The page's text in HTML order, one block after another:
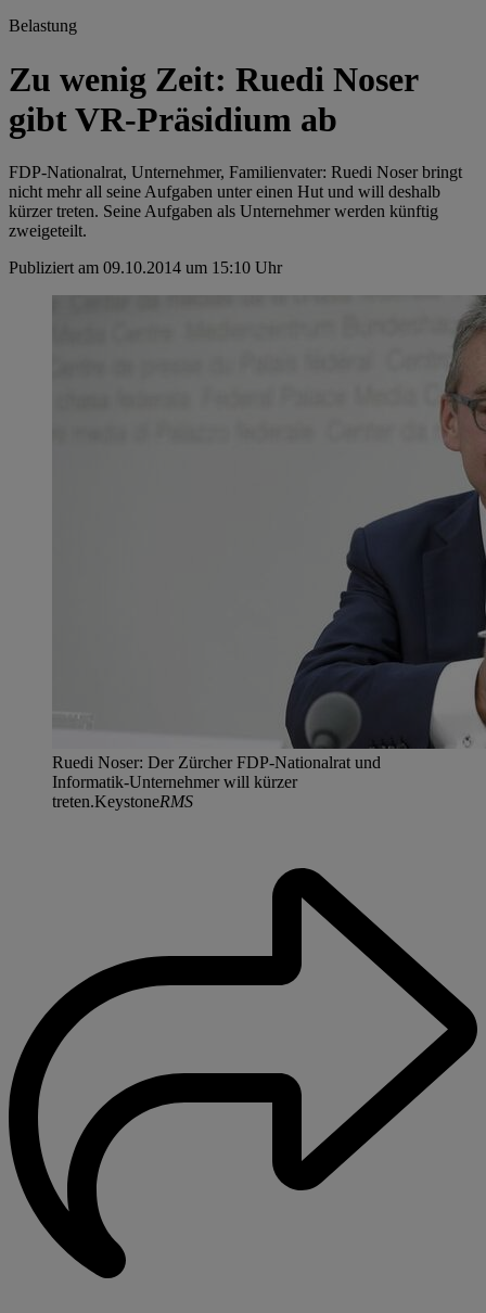
Belastung
Zu wenig Zeit: Ruedi Noser
gibt VR-Präsidium ab
FDP-Nationalrat, Unternehmer, Familienvater: Ruedi Noser bringt
nicht mehr all seine Aufgaben unter einen Hut und will deshalb
kürzer treten. Seine Aufgaben als Unternehmer werden künftig
zweigeteilt.
Publiziert am 09.10.2014 um 15:10 Uhr
Ruedi Noser: Der Zürcher FDP-Nationalrat und
Informatik-Unternehmer will kürzer
treten.KeystoneRMS